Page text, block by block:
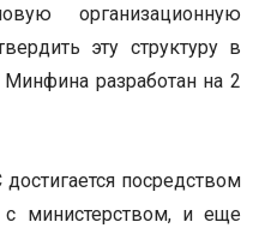
организационную
эту структуру в
Минфина разработан на 2
посредством
с министерством, и еще